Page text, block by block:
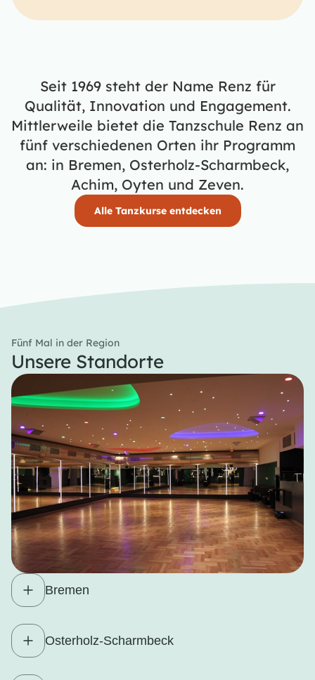
Seit 1969 steht der Name Renz für
Qualität, Innovation und Engagement.
Mittlerweile bietet die Tanzschule Renz an
fünf verschiedenen Orten ihr Programm
an: in Bremen, Osterholz-Scharmbeck,
Achim, Oyten und Zeven.
Alle Tanzkurse entdecken
Fünf Mal in der Region
Unsere Standorte
Bremen
Osterholz-Scharmbeck